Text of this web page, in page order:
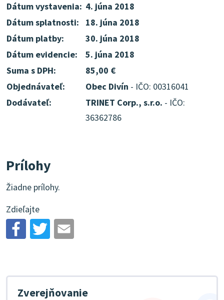
Dátum vystavenia: 4. júna 2018
Dátum splatnosti:
18. júna 2018
Dátum platby:
30. júna 2018
Dátum evidencie:
5. júna 2018
Suma s DPH:
85,00 €
Objednávateľ:
Obec Divín - IČO: 00316041
Dodávateľ:
TRINET Corp., s.r.o. - IČO:
36362786
Prílohy
Žiadne prílohy.
Zdieľajte
Zverejňovanie